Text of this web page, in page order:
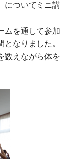
についてミニ講
ムを通して参加
なりました。
数えながら体を